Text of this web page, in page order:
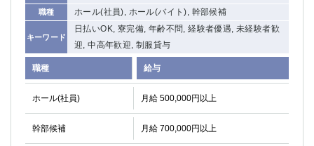
職種 ホール(社員), ホール(バイト), 幹部候補
キーワード
日払いOK, 寮完備, 年齢不問, 経験者優遇, 未経験者歓
迎, 中高年歓迎, 制服貸与
職種 給与
ホール(社員) 月給 500,000円以上
幹部候補 月給 700,000円以上